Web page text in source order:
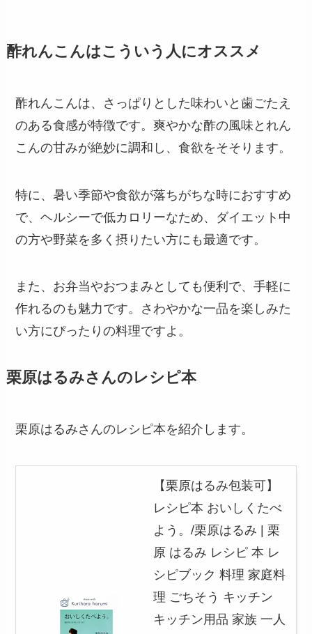
酢れんこんはこういう人にオススメ
酢れんこんは、さっぱりとした味わいと歯ごたえ
のある食感が特徴です。爽やかな酢の風味とれん
こんの甘みが絶妙に調和し、食欲をそそります。
特に、暑い季節や食欲が落ちがちな時におすすめ
で、ヘルシーで低カロリーなため、ダイエット中
の方や野菜を多く摂りたい方にも最適です。
また、お弁当やおつまみとしても便利で、手軽に
作れるのも魅力です。さわやかな一品を楽しみた
い方にぴったりの料理ですよ。
栗原はるみさんのレシピ本
栗原はるみさんのレシピ本を紹介します。
【栗原はるみ包装可】
レシピ本 おいしくたべ
よう。/栗原はるみ | 栗
原 はるみ レシピ 本 レ
シピブック 料理 家庭料
理 ごちそう キッチン
キッチン用品 家族 一人